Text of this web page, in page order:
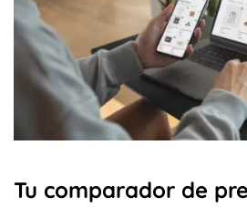
Tu comparador de